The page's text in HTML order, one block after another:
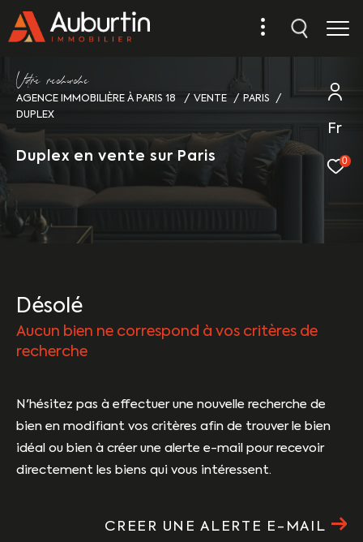
Fr
0
Vore recece
AGENCE IMMOBILIÈRE À PARIS 18 VENTE
PARIS
DUPLEX
Duplex en vente sur Paris
Désolé
Aucun bien ne correspond à vos critères de
recherche
N'hésitez pas à effectuer une nouvelle recherche de
bien en modifiant vos critères afin de trouver le bien
idéal ou bien à créer une alerte e-mail pour recevoir
directement les biens qui vous intéressent.
CREER UNE ALERTE E-MAIL